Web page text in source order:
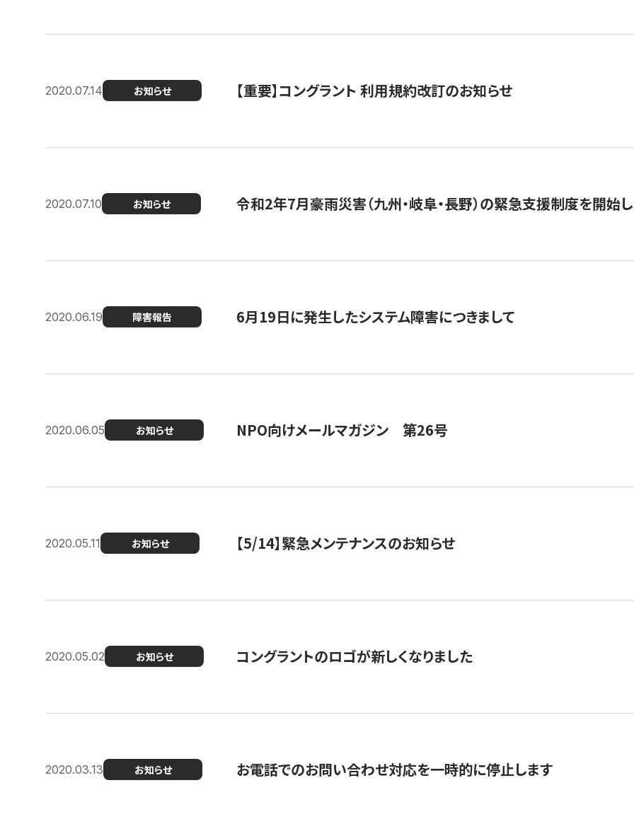
2020.07.14 お知らせ 【重要】コングラント 利用規約改訂のお知らせ
2020.07.10 お知らせ 令和2年7月豪雨災害（九州・岐阜・長野）の緊急支援制度を開始
2020.06.19 障害報告 6月19日に発生したシステム障害につきまして
2020.06.05 お知らせ NPO向けメールマガジン 第26号
2020.05.11 お知らせ 【5/14】緊急メンテナンスのお知らせ
2020.05.02 お知らせ コングラントのロゴが新しくなりました
2020.03.13 お知らせ お電話でのお問い合わせ対応を一時的に停止します